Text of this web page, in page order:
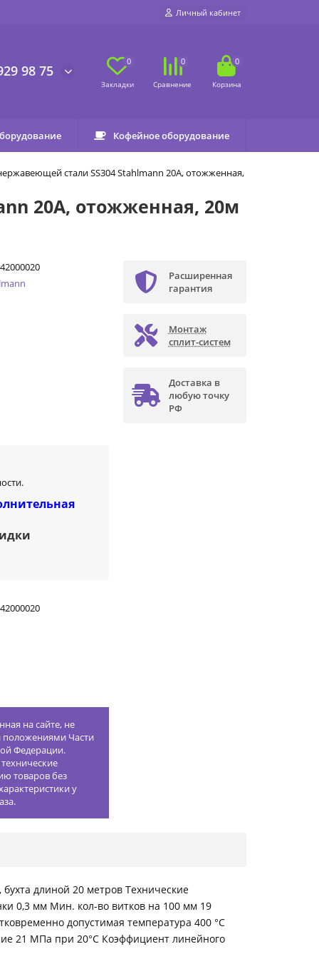
Личный кабинет
98 75
0 0 0
Кофейное оборудование
стали SS304 Stahlmann 20А, отожженная, 20м
20А, отожженная, 20м
на сайте, не
положениями Части
Федерации.
товаров без
у
Расширенная
гарантия
Монтаж
сплит-систем
Доставка в
любую точку
РФ
длиной 20 метров Технические
0,3 мм Мин. кол-во витков на 100 мм 19
допустимая температура 400 °С
21 МПа при 20°С Коэффициент линейного